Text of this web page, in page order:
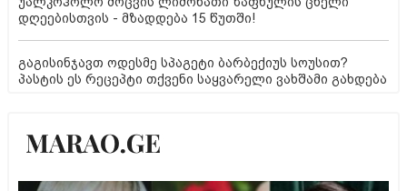
დღეებისთვის - მზადდება 15 წუთში!
გაგისინჯავთ ოდესმე სპაგეტი ბარბექიუს სოუსით?
პასტის ეს რეცეპტი თქვენი საყვარელი ვახშამი გახდება